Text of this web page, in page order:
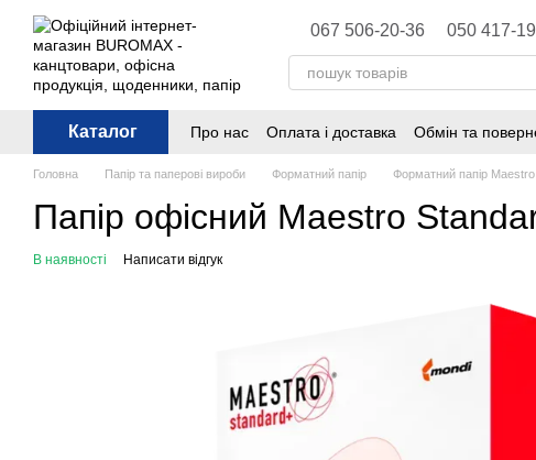
Перейти до основного контенту
067 506-20-36 050 417-
Каталог Про нас Оплата і доставка Обмін та
Головна Папір та паперові вироби Форматний папір Форматний папір Maestro
Папір офісний Maestro
В наявності Написати відгук